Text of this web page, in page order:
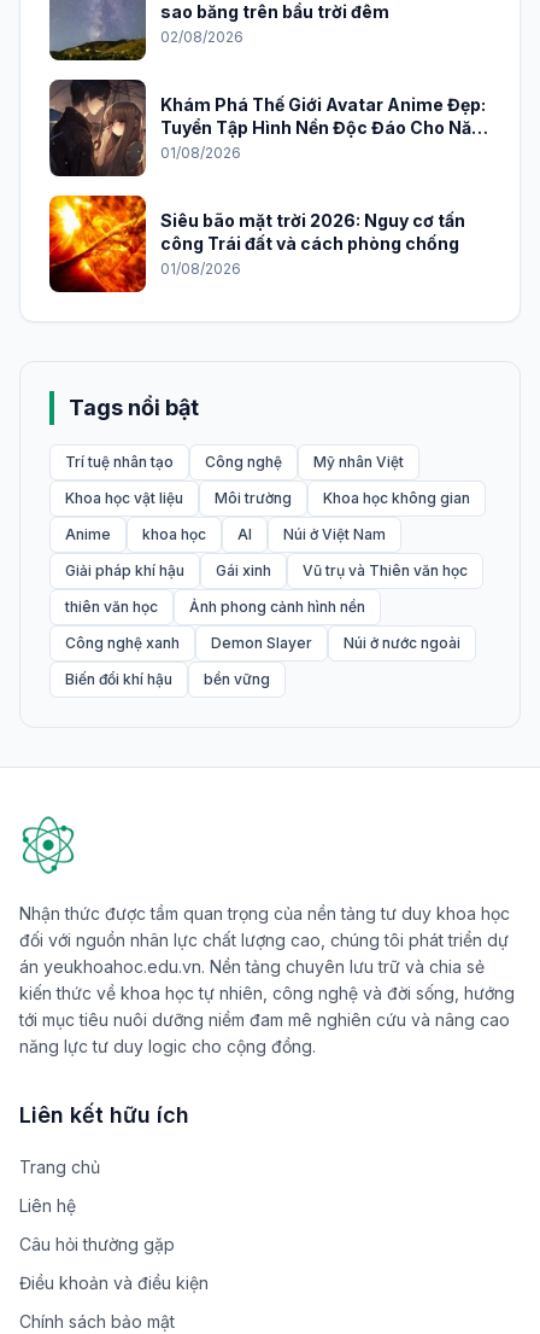
sao băng trên bầu trời đêm
02/08/2026
Khám Phá Thế Giới Avatar Anime Đẹp:
Tuyển Tập Hình Nền Độc Đáo Cho Năm
2026
01/08/2026
Siêu bão mặt trời 2026: Nguy cơ tấn
công Trái đất và cách phòng chống
01/08/2026
Tags nổi bật
Trí tuệ nhân tạo Công nghệ
Mỹ nhân Việt
Khoa học vật liệu
Môi trường
Khoa học không gian
Anime
khoa học AI
Núi ở Việt Nam
Giải pháp khí hậu
Gái xinh
Vũ trụ và Thiên văn học
thiên văn học
Ảnh phong cảnh hình nền
Công nghệ xanh
Demon Slayer
Núi ở nước ngoài
Biến đổi khí hậu
bền vững
Nhận thức được tầm quan trọng của nền tảng tư duy khoa học
đối với nguồn nhân lực chất lượng cao, chúng tôi phát triển dự
án yeukhoahoc.edu.vn. Nền tảng chuyên lưu trữ và chia sẻ
kiến thức về khoa học tự nhiên, công nghệ và đời sống, hướng
tới mục tiêu nuôi dưỡng niềm đam mê nghiên cứu và nâng cao
năng lực tư duy logic cho cộng đồng.
Liên kết hữu ích
Trang chủ
Liên hệ
Câu hỏi thường gặp
Điều khoản và điều kiện
Chính sách bảo mật